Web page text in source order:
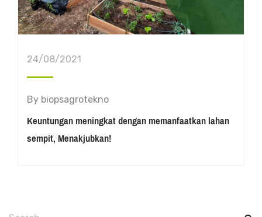
24/08/2021
By biopsagrotekno
Keuntungan meningkat dengan memanfaatkan lahan
sempit, Menakjubkan!
Search